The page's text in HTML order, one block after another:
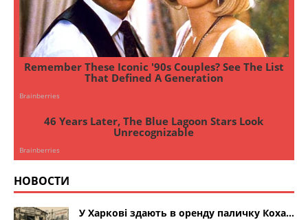
НОВОСТИ
У Харкові здають в оренду паличку Коха…